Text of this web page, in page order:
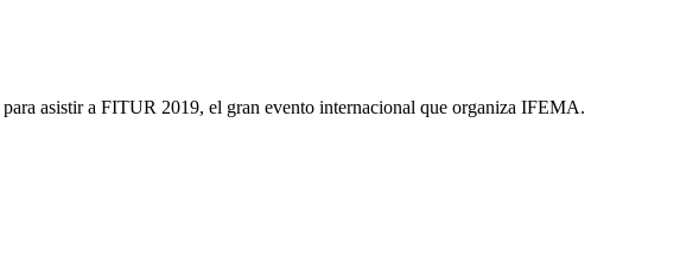
asistir a FITUR 2019, el gran evento internacional que organiza IFEMA.